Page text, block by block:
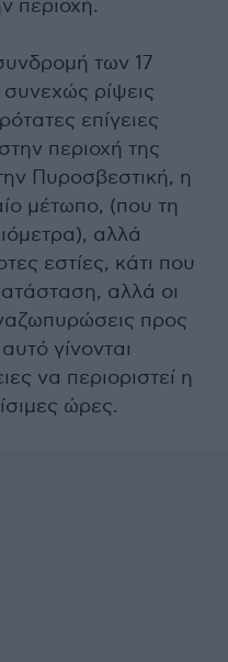
περιοχή.
των 17
ρίψεις
επίγειες
περιοχή της
Πυροσβεστική, η
μέτωπο, (που τη
αλλά
εστίες, κάτι που
αλλά οι
προς
γίνονται
να περιοριστεί η
ώρες.